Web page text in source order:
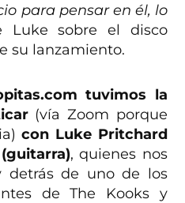
para pensar en él, lo
Luke sobre el disco
su lanzamiento.
tuvimos la
(vía Zoom porque
con Luke Pritchard
, quienes nos
detrás de uno de los
de The Kooks y